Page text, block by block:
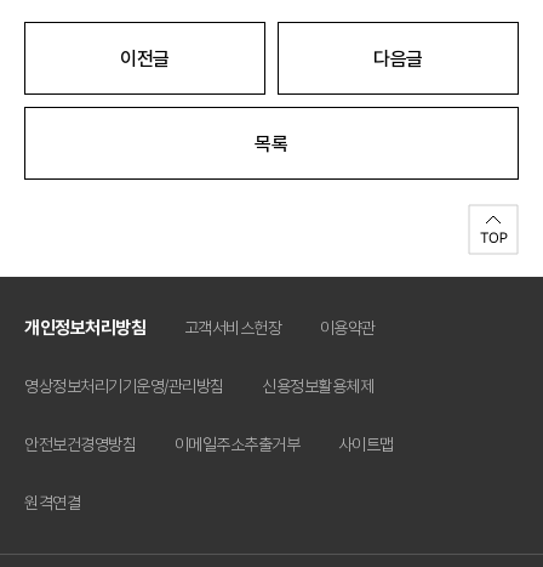
이전글 다음글
목록
개인정보처리방침 고객서비스헌장 이용약관
영상정보처리기기운영/관리방침 신용정보활용체제
안전보건경영방침 이메일주소추출거부 사이트맵
원격연결